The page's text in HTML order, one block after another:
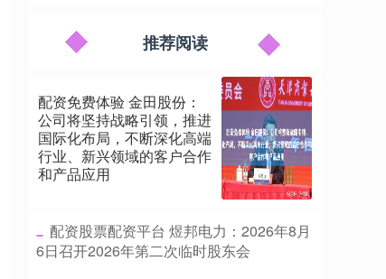
推荐阅读
配资免费体验 金田股份：
公司将坚持战略引领，推进
国际化布局，不断深化高端
行业、新兴领域的客户合作
和产品应用
​配资股票配资平台 煜邦电力：2026年8月
6日召开2026年第二次临时股东会